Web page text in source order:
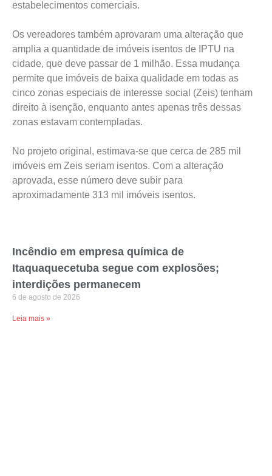
estabelecimentos comerciais.
Os vereadores também aprovaram uma alteração que
amplia a quantidade de imóveis isentos de IPTU na
cidade, que deve passar de 1 milhão. Essa mudança
permite que imóveis de baixa qualidade em todas as
cinco zonas especiais de interesse social (Zeis) tenham
direito à isenção, enquanto antes apenas três dessas
zonas estavam contempladas.
No projeto original, estimava-se que cerca de 285 mil
imóveis em Zeis seriam isentos. Com a alteração
aprovada, esse número deve subir para
aproximadamente 313 mil imóveis isentos.
Incêndio em empresa química de
Itaquaquecetuba segue com explosões;
interdições permanecem
6 de agosto de 2026
Leia mais »